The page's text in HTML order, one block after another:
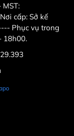
cao cấp
. Địa chỉ
Hoàng
có wifi , 3g
thể thao
cấp: Sở kế
Phục vụ trong
18h00.